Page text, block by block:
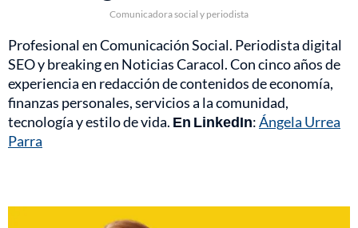
Comunicadora social y periodista
Profesional en Comunicación Social. Periodista digital
SEO y breaking en Noticias Caracol. Con cinco años de
experiencia en redacción de contenidos de economía,
finanzas personales, servicios a la comunidad,
tecnología y estilo de vida. En LinkedIn:Ángela Urrea
Parra